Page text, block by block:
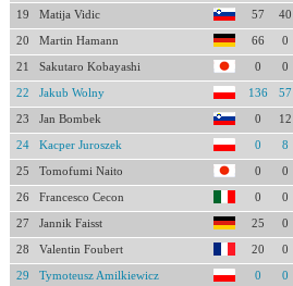
19 Matija Vidic 57 40
20 Martin Hamann 66 0
21 Sakutaro Kobayashi 0 0
22 Jakub Wolny 136 57
23 Jan Bombek 0 12
24 Kacper Juroszek 0 8
25 Tomofumi Naito 0 0
26 Francesco Cecon 0 0
27 Jannik Faisst 25 0
28 Valentin Foubert 20 0
29 Tymoteusz Amilkiewicz 0 0